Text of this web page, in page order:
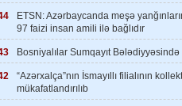
ETSN: Azərbaycanda meşə
97 faizi insan amili ilə bağlıdır
Bosniyalılar Sumqayıt Bələdiyyəsində
“Azərxalça”nın İsmayıllı filialının
mükafatlandırılıb